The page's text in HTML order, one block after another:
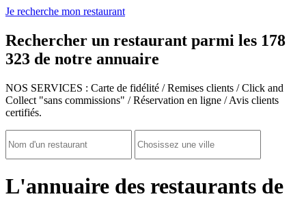
Je recherche mon restaurant
Rechercher un restaurant parmi les 178
323 de notre annuaire
NOS SERVICES : Carte de fidélité / Remises clients / Click and
Collect "sans commissions" / Réservation en ligne / Avis clients
certifiés.
L'annuaire des restaurants de